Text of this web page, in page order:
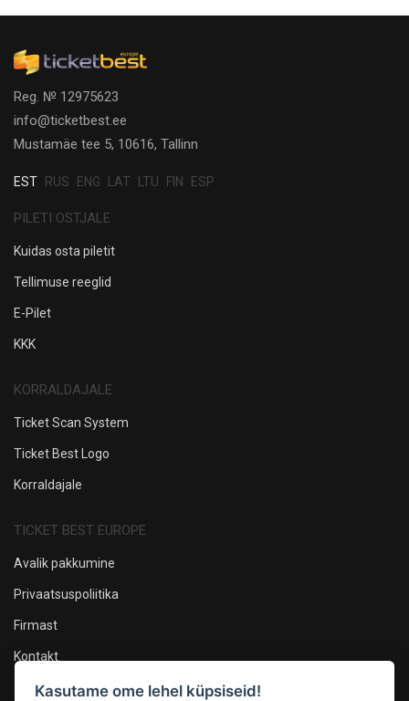
Reg. № 12975623
info@ticketbest.ee
Mustamäe tee 5, 10616, Tallinn
EST RUS ENG LAT LTU FIN ESP
PILETI OSTJALE
Kuidas osta piletit
Tellimuse reeglid
E-Pilet
KKK
KORRALDAJALE
Ticket Scan System
Ticket Best Logo
Korraldajale
TICKET BEST EUROPE
Avalik pakkumine
Privaatsuspoliitika
Firmast
Kontakt
Kasutame ome lehel küpsiseid!